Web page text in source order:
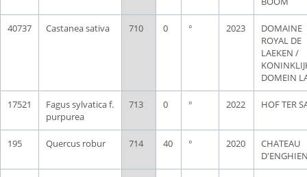
40737 Castanea sativa 710 0 ° 2023
DOMAINE
ROYAL DE
LAEKEN /
DOMEIN
17521
Fagus sylvatica f.
purpurea
713 0 ° 2022 HOF TER
195 Quercus robur 714 40 ° 2020
CHATEAU